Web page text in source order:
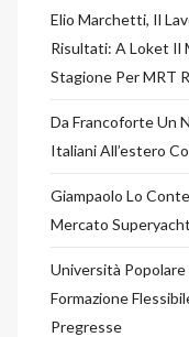
Elio Marchetti, Il
Risultati: A Loket Il
Stagione Per MRT
Da Francoforte Un
Italiani All’estero
Giampaolo Lo
Mercato
Università Popolare
Formazione
Pregresse